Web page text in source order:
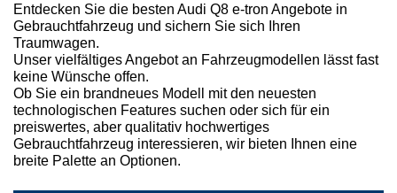
Entdecken Sie die besten Audi Q8 e-tron Angebote in
Gebrauchtfahrzeug und sichern Sie sich Ihren
Traumwagen.
Unser vielfältiges Angebot an Fahrzeugmodellen lässt fast
keine Wünsche offen.
Ob Sie ein brandneues Modell mit den neuesten
technologischen Features suchen oder sich für ein
preiswertes, aber qualitativ hochwertiges
Gebrauchtfahrzeug interessieren, wir bieten Ihnen eine
breite Palette an Optionen.